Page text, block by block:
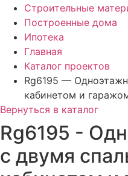
Строительные
Построенные дома
Ипотека
Главная
Каталог проектов
Rg6195 —
кабинетом и
Вернуться в каталог
Rg6195 -
с двумя